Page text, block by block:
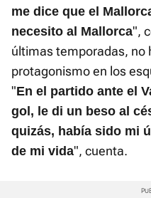
me dice que el
necesito al Mallorca",
últimas temporadas, no
protagonismo en los
"En el partido ante el
gol, le di un beso al
quizás, había sido mi
de mi vida", cuenta.